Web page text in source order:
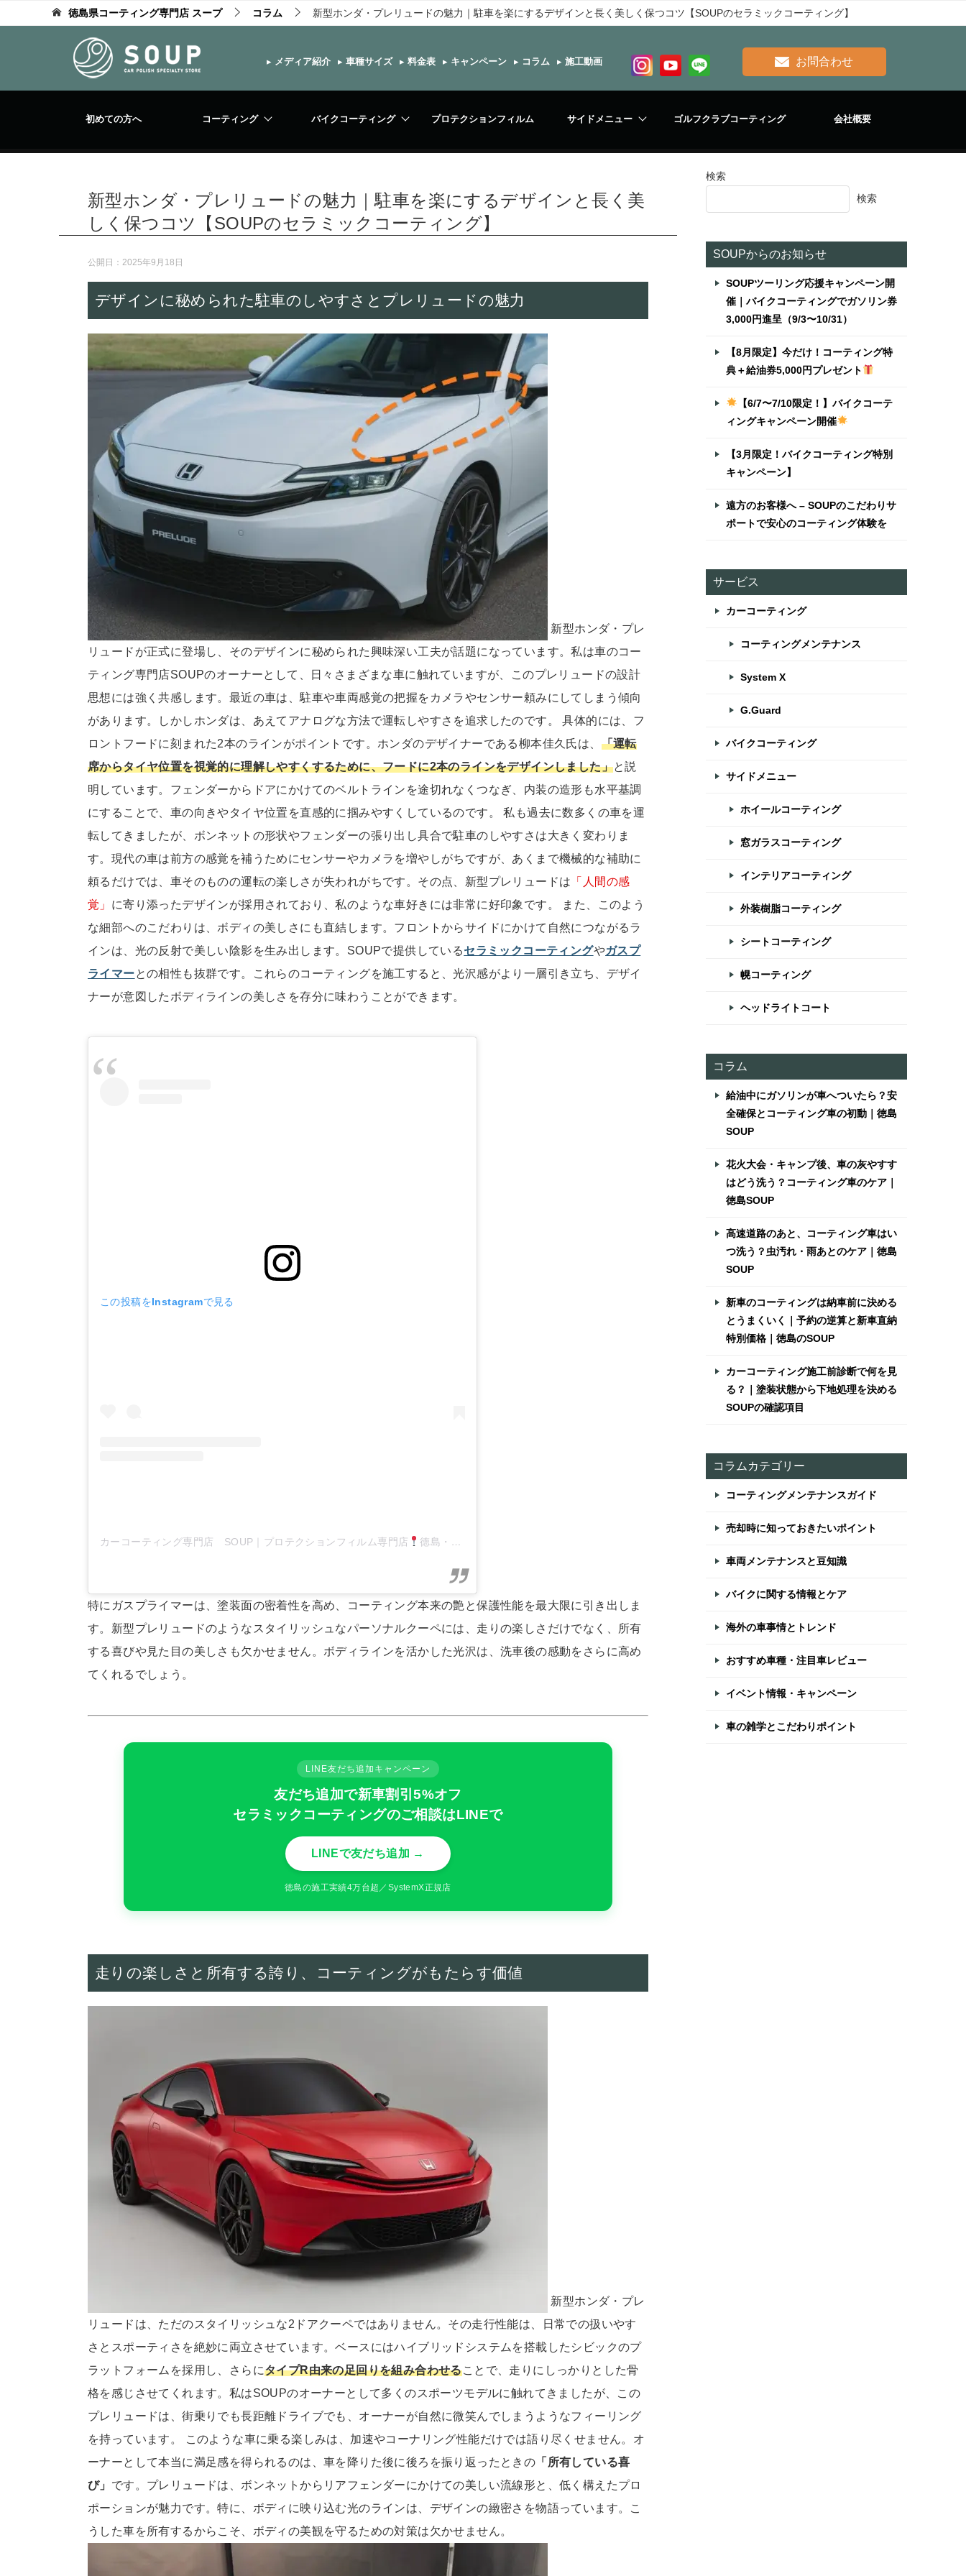
徳島県コーティング専門店 スープ コラム 新型ホンダ・プレリュードの魅力｜駐車を楽にするデザインと長く美しく保つコツ【SOUPのセラミックコーティング】
▸ メディア紹介 ▸ 車種サイズ ▸ 料金表 ▸ キャンペーン ▸ コラム ▸ 施工動画 お問合わせ
初めての方へ コーティング バイクコーティング プロテクションフィルム サイドメニュー ゴルフクラブコーティング 会社概要
新型ホンダ・プレリュードの魅力｜駐車を楽にするデザインと長く美
しく保つコツ【SOUPのセラミックコーティング】
公開日： 2025年9月18日
デザインに秘められた駐車のしやすさとプレリュードの魅力
新型ホンダ・プレ
リュードが正式に登場し、そのデザインに秘められた興味深い工夫が話題になっています。私は車のコー
ティング専門店SOUPのオーナーとして、日々さまざまな車に触れていますが、このプレリュードの設計
思想には強く共感します。最近の車は、駐車や車両感覚の把握をカメラやセンサー頼みにしてしまう傾向
があります。しかしホンダは、あえてアナログな方法で運転しやすさを追求したのです。 具体的には、フ
ロントフードに刻まれた2本のラインがポイントです。ホンダのデザイナーである柳本佳久氏は、 「運転
席からタイヤ位置を視覚的に理解しやすくするために、フードに2本のラインをデザインしました」と説
明しています。フェンダーからドアにかけてのベルトラインを途切れなくつなぎ、内装の造形も水平基調
にすることで、車の向きやタイヤ位置を直感的に掴みやすくしているのです。 私も過去に数多くの車を運
転してきましたが、ボンネットの形状やフェンダーの張り出し具合で駐車のしやすさは大きく変わりま
す。現代の車は前方の感覚を補うためにセンサーやカメラを増やしがちですが、あくまで機械的な補助に
頼るだけでは、車そのものの運転の楽しさが失われがちです。その点、新型プレリュードは 「人間の感
覚」 に寄り添ったデザインが採用されており、私のような車好きには非常に好印象です。 また、このよう
な細部へのこだわりは、ボディの美しさにも直結します。フロントからサイドにかけて自然につながるラ
インは、光の反射で美しい陰影を生み出します。SOUPで提供しているセラミックコーティングやガスプ
ライマーとの相性も抜群です。これらのコーティングを施工すると、光沢感がより一層引き立ち、デザイ
ナーが意図したボディラインの美しさを存分に味わうことができます。
この投稿をInstagramで見る
カーコーティング専門店 SOUP｜プロテクションフィルム専門店 徳島・香川・高知・愛媛・四国全域(@soup.tokushima.jp)がシェアした投稿
特にガスプライマーは、塗装面の密着性を高め、コーティング本来の艶と保護性能を最大限に引き出しま
す。新型プレリュードのようなスタイリッシュなパーソナルクーペには、走りの楽しさだけでなく、所有
する喜びや見た目の美しさも欠かせません。ボディラインを活かした光沢は、洗車後の感動をさらに高め
てくれるでしょう。
LINE友だち追加キャンペーン
友だち追加で新車割引5%オフ
セラミックコーティングのご相談はLINEで
LINEで友だち追加 →
徳島の施工実績4万台超／SystemX正規店
走りの楽しさと所有する誇り、コーティングがもたらす価値
新型ホンダ・プレ
リュードは、ただのスタイリッシュな2ドアクーペではありません。その走行性能は、日常での扱いやす
さとスポーティさを絶妙に両立させています。ベースにはハイブリッドシステムを搭載したシビックのプ
ラットフォームを採用し、さらにタイプR由来の足回りを組み合わせることで、走りにしっかりとした骨
格を感じさせてくれます。私はSOUPのオーナーとして多くのスポーツモデルに触れてきましたが、この
プレリュードは、街乗りでも長距離ドライブでも、オーナーが自然に微笑んでしまうようなフィーリング
を持っています。 このような車に乗る楽しみは、加速やコーナリング性能だけでは語り尽くせません。オ
ーナーとして本当に満足感を得られるのは、車を降りた後に後ろを振り返ったときの 「所有している喜
び」 です。プレリュードは、ボンネットからリアフェンダーにかけての美しい流線形と、低く構えたプロ
ポーションが魅力です。特に、ボディに映り込む光のラインは、デザインの緻密さを物語っています。こ
うした車を所有するからこそ、ボディの美観を守るための対策は欠かせません。
検索
検索
SOUPからのお知らせ
SOUPツーリング応援キャンペーン開
催｜バイクコーティングでガソリン券
3,000円進呈（9/3〜10/31）
【8月限定】今だけ！コーティング特
典＋給油券5,000円プレゼント
【6/7〜7/10限定！】バイクコーテ
ィングキャンペーン開催
【3月限定！バイクコーティング特別
キャンペーン】
遠方のお客様へ – SOUPのこだわりサ
ポートで安心のコーティング体験を
サービス
カーコーティング
コーティングメンテナンス
System X
G.Guard
バイクコーティング
サイドメニュー
ホイールコーティング
窓ガラスコーティング
インテリアコーティング
外装樹脂コーティング
シートコーティング
幌コーティング
ヘッドライトコート
コラム
給油中にガソリンが車へついたら？安
全確保とコーティング車の初動｜徳島
SOUP
花火大会・キャンプ後、車の灰やすす
はどう洗う？コーティング車のケア｜
徳島SOUP
高速道路のあと、コーティング車はい
つ洗う？虫汚れ・雨あとのケア｜徳島
SOUP
新車のコーティングは納車前に決める
とうまくいく｜予約の逆算と新車直納
特別価格｜徳島のSOUP
カーコーティング施工前診断で何を見
る？｜塗装状態から下地処理を決める
SOUPの確認項目
コラムカテゴリー
コーティングメンテナンスガイド
売却時に知っておきたいポイント
車両メンテナンスと豆知識
バイクに関する情報とケア
海外の車事情とトレンド
おすすめ車種・注目車レビュー
イベント情報・キャンペーン
車の雑学とこだわりポイント